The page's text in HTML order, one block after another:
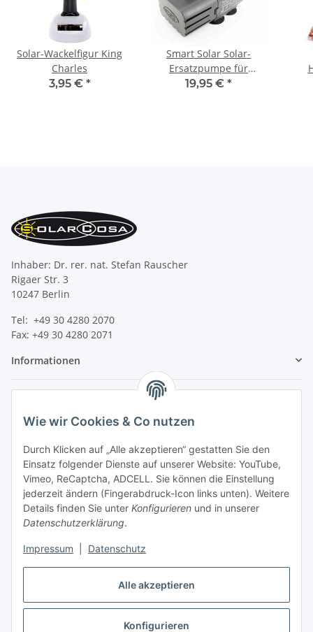
Alle akzeptieren
Konfigurieren
Wie wir Cookies & Co nutzen
Durch Klicken auf „Alle akzeptieren“ gestatten Sie den
Einsatz folgender Dienste auf unserer Website: YouTube,
Vimeo, ReCaptcha, ADCELL. Sie können die Einstellung
jederzeit ändern (Fingerabdruck-Icon links unten). Weitere
Details finden Sie unter Konfigurieren und in unserer
Datenschutzerklärung.
Impressum Datenschutz
Solar-Wackelfigur King
Charles
3,95 € *
Smart Solar Solar-
Ersatzpumpe für
Gartenbrunnen SP-
19,95 € *
Inhaber: Dr. rer. nat. Stefan Rauscher
Rigaer Str. 3
10247 Berlin
Tel: +49 30 4280 2070
Fax: +49 30 4280 2071
Informationen
Vertrag widerrufen